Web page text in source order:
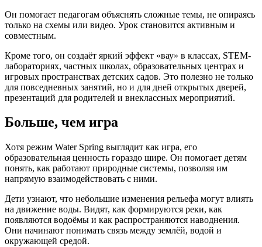
Он помогает педагогам объяснять сложные темы, не опираясь
только на схемы или видео. Урок становится активным и
совместным.
Кроме того, он создаёт яркий эффект «вау» в классах, STEM-
лабораториях, частных школах, образовательных центрах и
игровых пространствах детских садов. Это полезно не только
для повседневных занятий, но и для дней открытых дверей,
презентаций для родителей и внеклассных мероприятий.
Больше, чем игра
Хотя режим Water Spring выглядит как игра, его
образовательная ценность гораздо шире. Он помогает детям
понять, как работают природные системы, позволяя им
напрямую взаимодействовать с ними.
Дети узнают, что небольшие изменения рельефа могут влиять
на движение воды. Видят, как формируются реки, как
появляются водоёмы и как распространяются наводнения.
Они начинают понимать связь между землёй, водой и
окружающей средой.